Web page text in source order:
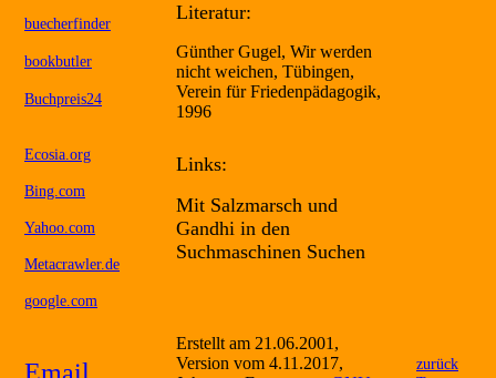
buecherfinder
bookbutler
Buchpreis24
Literatur:
Günther Gugel, Wir werden
nicht weichen, Tübingen,
Verein für Friedenpädagogik,
1996
Ecosia.org
Bing.com
Yahoo.com
Metacrawler.de
google.com
Links:
Mit Salzmarsch und
Gandhi in den
Suchmaschinen Suchen
Erstellt am 21.06.2001,
Version vom 4.11.2017,
zurück